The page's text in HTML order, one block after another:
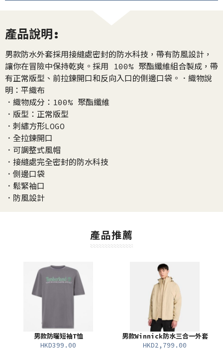
產品說明:
男款防水外套採用接縫處密封的防水科技，帶有防風設計，
讓你在冒險中保持乾爽。採用 100% 聚酯纖維組合製成，帶
有正常版型、前拉鍊開口和反向入口的側邊口袋。．織物說
明：平織布
．織物成分：100% 聚酯纖維
．版型：正常版型
．刺繡方形LOGO
．全拉鍊開口
．可調整式風帽
．接縫處完全密封的防水科技
．側邊口袋
．鬆緊袖口
．防風設計
產品推薦
男款防曬短袖T恤
HKD399.00
男款Winnick防水三合一外套
HKD2,799.00